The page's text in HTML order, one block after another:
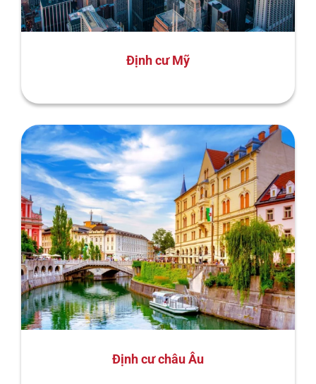
Định cư Mỹ
Định cư châu Âu